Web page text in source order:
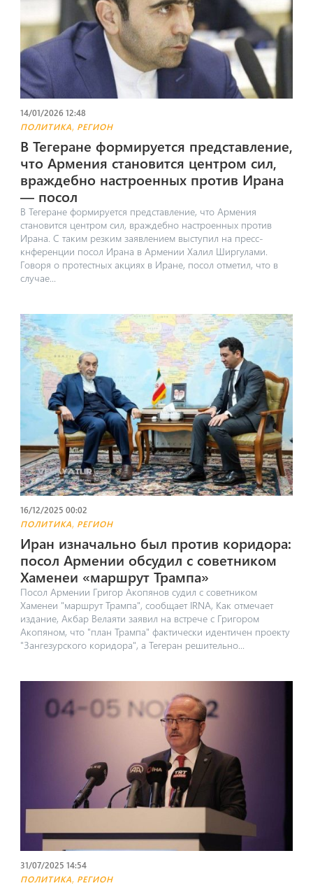
14/01/2026 12:48
ПОЛИТИКА, РЕГИОН
В Тегеране формируется представление,
что Армения становится центром сил,
враждебно настроенных против Ирана
— посол
В Тегеране формируется представление, что Армения
становится центром сил, враждебно настроенных против
Ирана. С таким резким заявлением выступил на пресс-
кнференции посол Ирана в Армении Халил Ширгулами.
Говоря о протестных акциях в Иране, посол отметил, что в
случае...
16/12/2025 00:02
ПОЛИТИКА, РЕГИОН
Иран изначально был против коридора:
посол Армении обсудил с советником
Хаменеи «маршрут Трампа»
Посол Армении Григор Акопянов судил с советником
Хаменеи "маршрут Трампа", сообщает IRNA, Как отмечает
издание, Акбар Велаяти заявил на встрече с Григором
Акопяном, что "план Трампа" фактически идентичен проекту
"Зангезурского коридора", а Тегеран решительно...
31/07/2025 14:54
ПОЛИТИКА, РЕГИОН